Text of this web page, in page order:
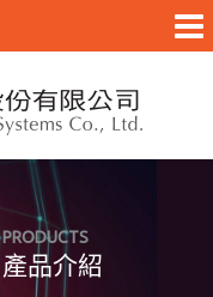
PRODUCTS
產品介紹